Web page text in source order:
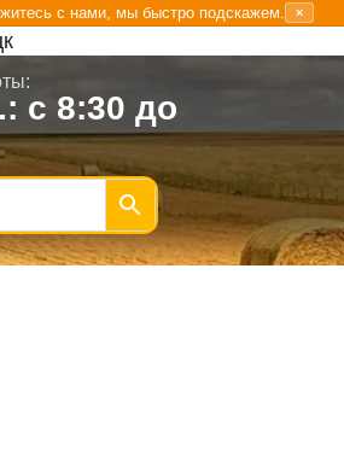
с нами, мы быстро подскажем. ×
с 8:30 до